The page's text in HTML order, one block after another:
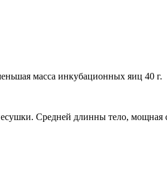
масса инкубационных яиц 40 г.
Средней длинны тело, мощная